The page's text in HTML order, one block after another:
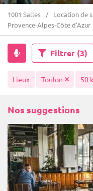
1001 Salles Location de
Provence-Alpes-Côte d'Azur
Filtrer (3)
Lieux Toulon 50
Nos suggestions